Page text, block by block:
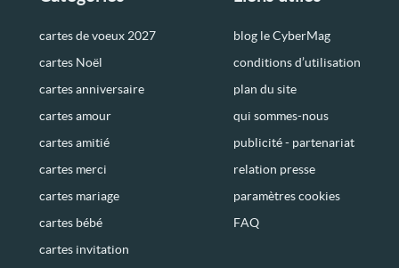
cartes de voeux 2027
cartes Noël
cartes anniversaire
cartes amour
cartes amitié
cartes merci
cartes mariage
cartes bébé
cartes invitation
blog le CyberMag
conditions d’utilisation
plan du site
qui sommes-nous
publicité - partenariat
relation presse
paramètres cookies
FAQ